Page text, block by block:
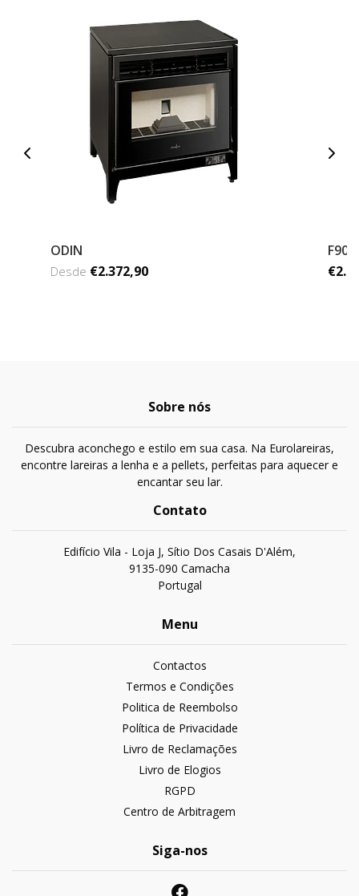
ODIN
Desde €2.372,90
Sobre nós
Descubra aconchego e estilo em sua casa. Na Eurolareiras,
encontre lareiras a lenha e a pellets, perfeitas para aquecer e
encantar seu lar.
Contato
Edifício Vila - Loja J, Sítio Dos Casais D'Além,
9135-090 Camacha
Portugal
Menu
Contactos
Termos e Condições
Politica de Reembolso
Política de Privacidade
Livro de Reclamações
Livro de Elogios
RGPD
Centro de Arbitragem
Siga-nos